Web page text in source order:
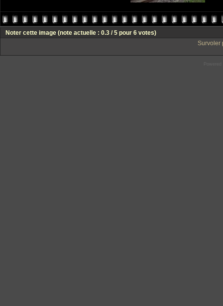
Noter cette image (note actuelle : 0.3 / 5 pour 6 votes)
Survoler